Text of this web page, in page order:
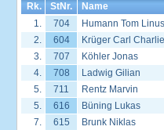
Rk. StNr. Name
1.
704 Humann Tom Linus
2.
604 Krüger Carl Charlie
3.
707 Köhler Jonas
4.
708 Ladwig Gilian
5.
711 Rentz Marvin
5.
616 Büning Lukas
7.
615 Brunk Niklas